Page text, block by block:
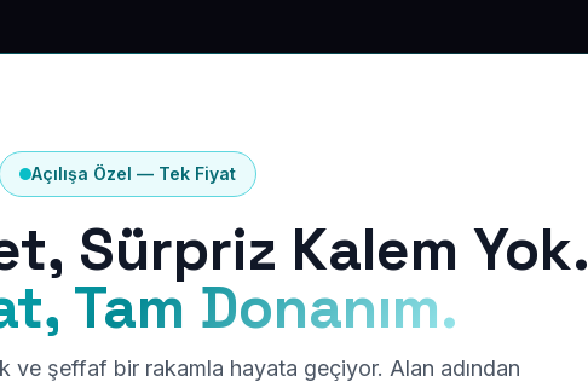
Açılışa Özel — Tek Fiyat
Sürpriz Kalem Yok.
Tam Donanım.
ve şeffaf bir rakamla hayata geçiyor. Alan adından